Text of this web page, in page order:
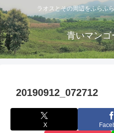
ラオスとその周辺をふらふ
青いマン
20190912_072712
X